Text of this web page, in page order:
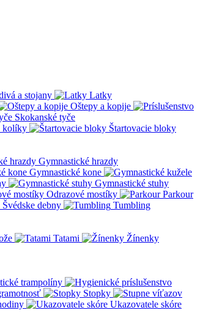
a stojany
Latky
Oštepy a kopije
Skokanské tyče
kolíky
Štartovacie bloky
Gymnastické hrazdy
Gymnastické kone
Gymnastické stuhy
Odrazové mostíky
Parkour
Švédske debny
Tumbling
Tatami
Žínenky
trampolíny
Stopky
Ukazovatele skóre